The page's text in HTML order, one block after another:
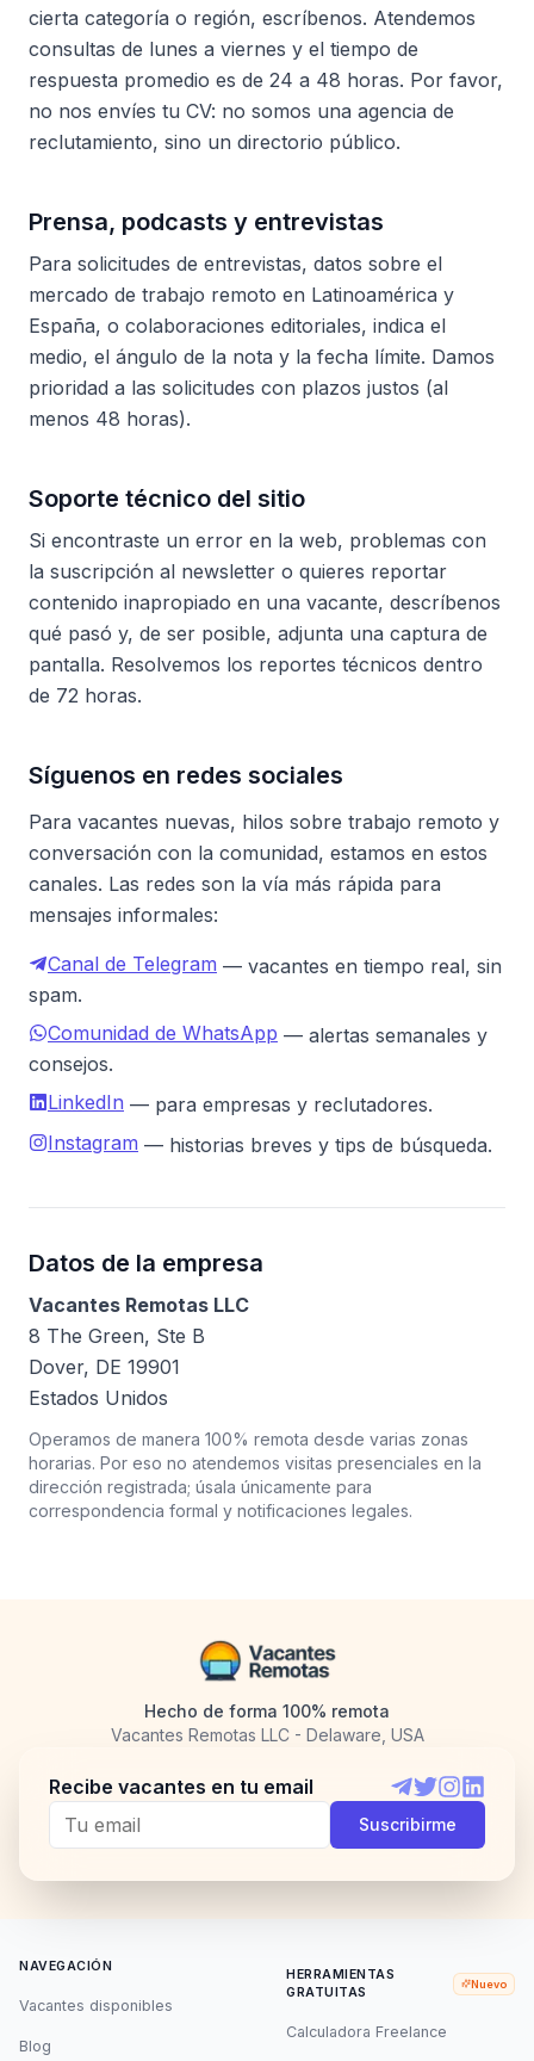
cierta categoría o región, escríbenos. Atendemos
consultas de lunes a viernes y el tiempo de
respuesta promedio es de 24 a 48 horas. Por favor,
no nos envíes tu CV: no somos una agencia de
reclutamiento, sino un directorio público.
Prensa, podcasts y entrevistas
Para solicitudes de entrevistas, datos sobre el
mercado de trabajo remoto en Latinoamérica y
España, o colaboraciones editoriales, indica el
medio, el ángulo de la nota y la fecha límite. Damos
prioridad a las solicitudes con plazos justos (al
menos 48 horas).
Soporte técnico del sitio
Si encontraste un error en la web, problemas con
la suscripción al newsletter o quieres reportar
contenido inapropiado en una vacante, descríbenos
qué pasó y, de ser posible, adjunta una captura de
pantalla. Resolvemos los reportes técnicos dentro
de 72 horas.
Síguenos en redes sociales
Para vacantes nuevas, hilos sobre trabajo remoto y
conversación con la comunidad, estamos en estos
canales. Las redes son la vía más rápida para
mensajes informales:
Canal de Telegram — vacantes en tiempo real, sin
spam.
Comunidad de WhatsApp — alertas semanales y
consejos.
LinkedIn — para empresas y reclutadores.
Instagram — historias breves y tips de búsqueda.
Datos de la empresa
Vacantes Remotas LLC
8 The Green, Ste B
Dover, DE 19901
Estados Unidos
Operamos de manera 100% remota desde varias zonas
horarias. Por eso no atendemos visitas presenciales en la
dirección registrada; úsala únicamente para
correspondencia formal y notificaciones legales.
Hecho de forma 100% remota
Vacantes Remotas LLC - Delaware, USA
Recibe vacantes en tu email
Telegram
TwitterInstagram
Suscribirme
NAVEGACIÓN
Vacantes disponibles
Blog
HERRAMIENTAS
GRATUITAS
Nuevo
Calculadora Freelance